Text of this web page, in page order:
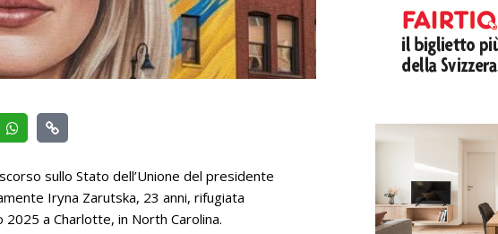
sullo Stato dell’Unione del presidente
Iryna Zarutska, 23 anni, rifugiata
a Charlotte, in North Carolina.